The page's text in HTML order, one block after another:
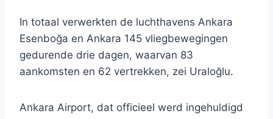
In totaal verwerkten de luchthavens Ankara
Esenboğa en Ankara 145 vliegbewegingen
gedurende drie dagen, waarvan 83
aankomsten en 62 vertrekken, zei Uraloğlu.
Ankara Airport, dat officieel werd ingehuldigd